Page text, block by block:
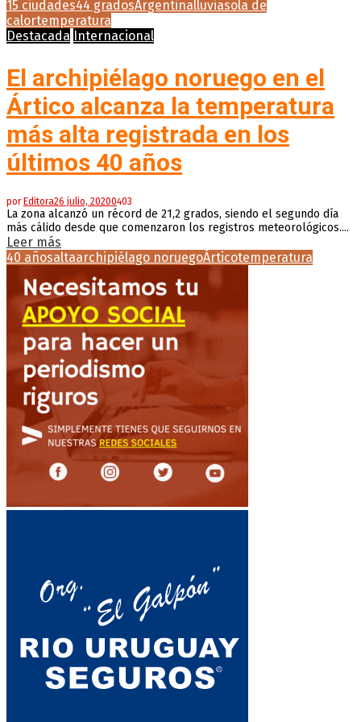
15 ciudades44 gradosArgentinalluviasola de
calortemperatura
Destacada Internacional
El archipiélago noruego en el
Ártico alcanza la temperatura
más alta registrada en los
últimos 40 años
por Editora26 julio, 20200403
La zona alcanzó un récord de 21,2 grados, siendo el segundo día
más cálido desde que comenzaron los registros meteorológicos....
Leer más
40 añosaltaarchipiélago noruegoÁrticotemperatura